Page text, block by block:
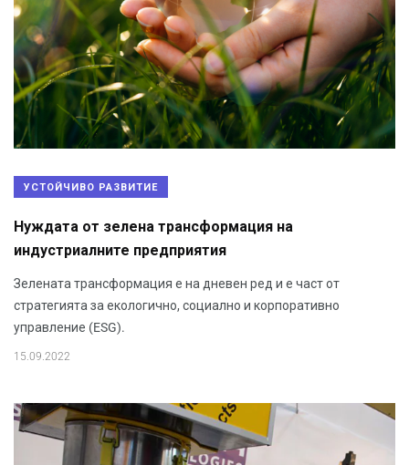
УСТОЙЧИВО РАЗВИТИЕ
Нуждата от зелена трансформация на
индустриалните предприятия
Зелената трансформация е на дневен ред и е част от
стратегията за екологично, социално и корпоративно
управление (ESG).
15.09.2022